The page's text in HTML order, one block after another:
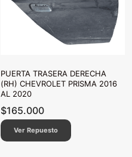
PUERTA TRASERA DERECHA
(RH) CHEVROLET PRISMA 2016
AL 2020
$165.000
Ver Repuesto